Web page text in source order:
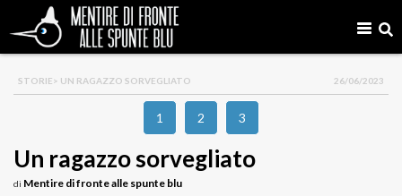
STORIE> UN RAGAZZO SORVEGLIATO 26/06/2023
1 2 3
Un ragazzo sorvegliato
di Mentire di fronte alle spunte blu